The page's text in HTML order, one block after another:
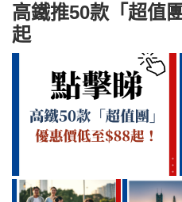
高鐵推50款「超值
起